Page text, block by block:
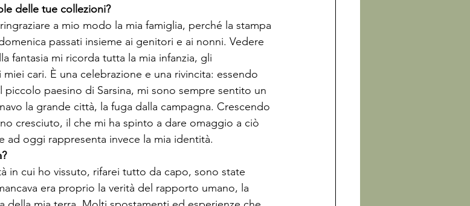
delle tue collezioni?
a mio modo la mia famiglia, perché la stampa
passati insieme ai genitori e ai nonni. Vedere
fantasia mi ricorda tutta la mia infanzia, gli
cari. È una celebrazione e una rivincita: essendo
piccolo paesino di Sarsina, mi sono sempre sentito un
la grande città, la fuga dalla campagna. Crescendo
cresciuto, il che mi ha spinto a dare omaggio a ciò
ad oggi rappresenta invece la mia identità.
in cui ho vissuto, rifarei tutto da capo, sono state
era proprio la verità del rapporto umano, la